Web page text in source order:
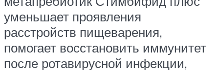
уменьшает проявления
расстройств пищеварения,
помогает восстановить иммунитет
после ротавирусной инфекции,